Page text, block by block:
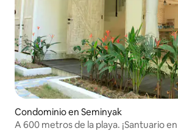
Condominio en Seminyak
A 600 metros de la playa. ¡Santuario